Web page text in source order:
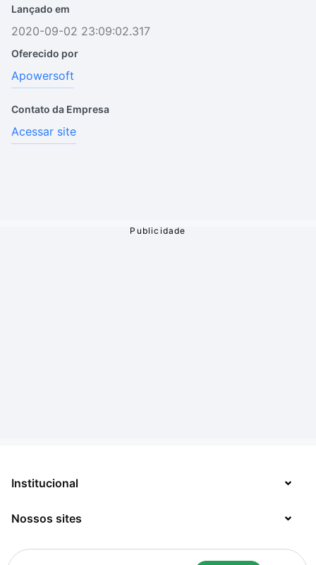
Lançado em
2020-09-02 23:09:02.317
Oferecido por
Apowersoft
Contato da Empresa
Acessar site
Institucional
Sobre
Contato
Nossos sites
TecMundo